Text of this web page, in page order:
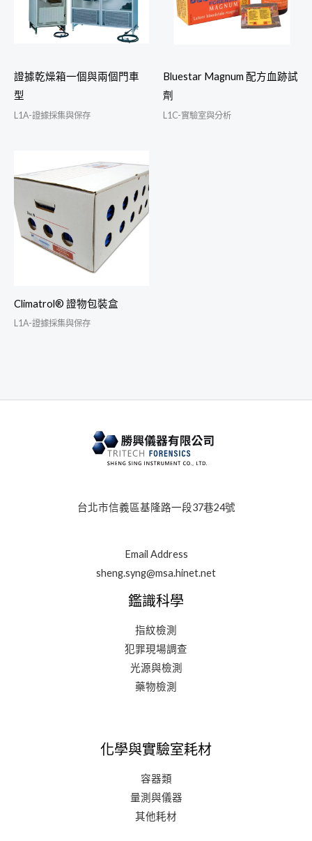
證據乾燥箱一個與兩個門車
型
L1A-證據採集與保存
Bluestar Magnum 配方血跡試
劑
L1C-實驗室與分析
Climatrol® 證物包裝盒
L1A-證據採集與保存
台北市信義區基隆路一段37巷24號
Email Address
sheng.syng@msa.hinet.net
鑑識科學
指紋檢測
犯罪現場調查
光源與檢測
藥物檢測
化學與實驗室耗材
容器類
量測與儀器
其他耗材